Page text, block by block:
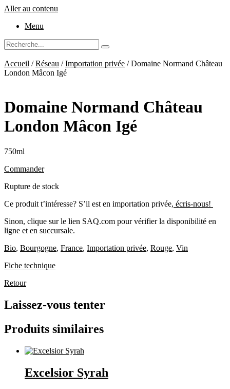
Aller au contenu
Menu
Accueil /Réseau /Importation privée / Domaine Normand Château
London Mâcon Igé
Domaine Normand Château
London Mâcon Igé
750ml
Commander
Rupture de stock
Ce produit t’intéresse? S’il est en importation privée, écris-nous!
Sinon, clique sur le lien SAQ.com pour vérifier la disponibilité en
ligne et en succursale.
Bio, Bourgogne, France, Importation privée, Rouge, Vin
Fiche technique
Retour
Laissez-vous tenter
Produits similaires
Excelsior Syrah